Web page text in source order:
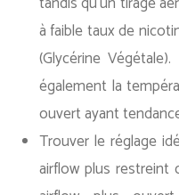
à faible taux de
(Glycérine
également la
ouvert ayant
Trouver le réglage
airflow plus restreint